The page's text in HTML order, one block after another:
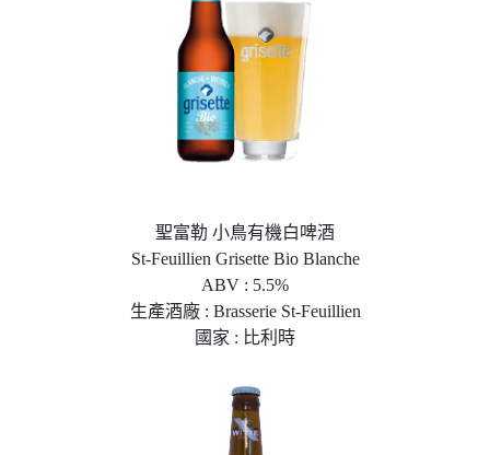
聖富勒 小鳥有機白啤酒
St-Feuillien Grisette Bio Blanche
ABV : 5.5%
生產酒廠 : Brasserie St-Feuillien
國家 : 比利時